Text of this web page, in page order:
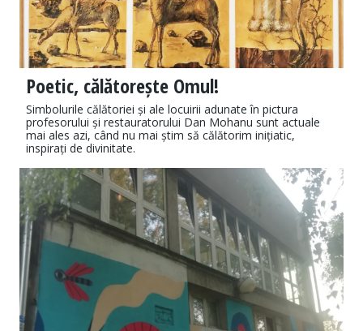
Poetic, călătorește Omul!
Simbolurile călătoriei și ale locuirii adunate în pictura
profesorului și restauratorului Dan Mohanu sunt actuale
mai ales azi, când nu mai știm să călătorim inițiatic,
inspirați de divinitate.